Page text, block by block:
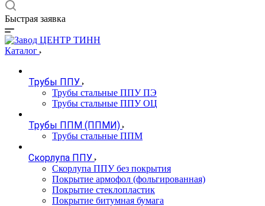
Быстрая заявка
Каталог
Трубы ППУ
Трубы стальные ППУ ПЭ
Трубы стальные ППУ ОЦ
Трубы ППМ (ППМИ)
Трубы стальные ППМ
Скорлупа ППУ
Скорлупа ППУ без покрытия
Покрытие армофол (фольгированная)
Покрытие стеклопластик
Покрытие битумная бумага